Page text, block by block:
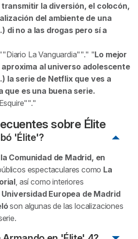
la diversión, el colocón,
del ambiente de una
di no a las drogas pero sí a
Diario La Vanguardia .
Lo mejor
al universo adolescente
la serie de Netflix que ves a
que es una buena serie.
Esquire .
sobre Élite
'Élite'?
Comunidad de Madrid, en
espectaculares como La
, así como interiores
Universidad Europea de Madrid
son algunas de las localizaciones